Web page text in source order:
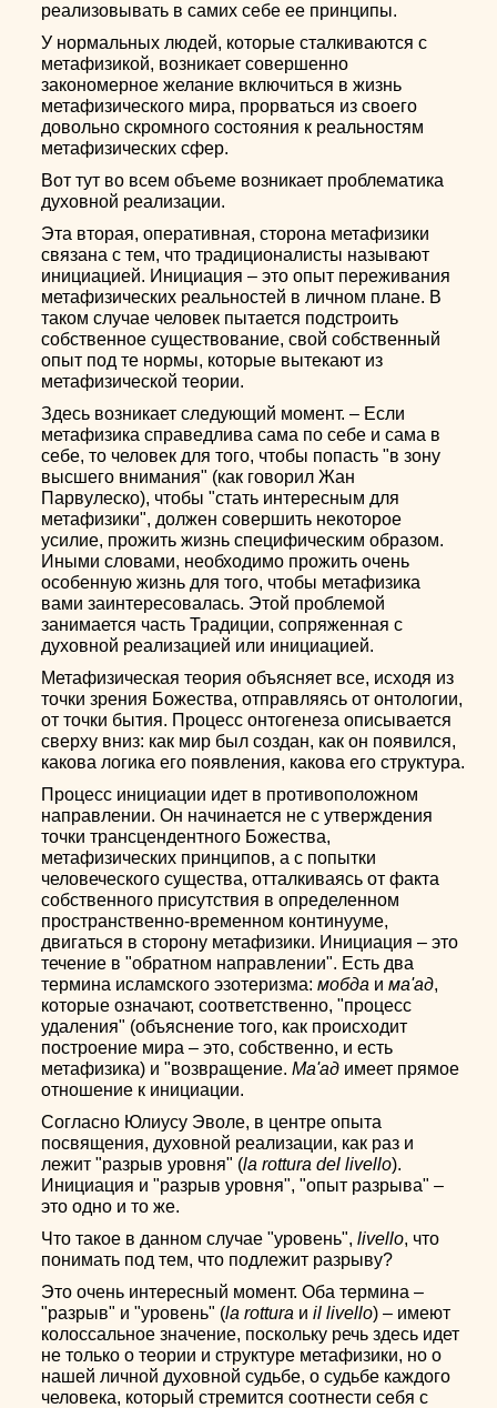
реализовывать в самих себе ее принципы.
У нормальных людей, которые сталкиваются с
метафизикой, возникает совершенно
закономерное желание включиться в жизнь
метафизического мира, прорваться из своего
довольно скромного состояния к реальностям
метафизических сфер.
Вот тут во всем объеме возникает проблематика
духовной реализации.
Эта вторая, оперативная, сторона метафизики
связана с тем, что традиционалисты называют
инициацией. Инициация – это опыт переживания
метафизических реальностей в личном плане. В
таком случае человек пытается подстроить
собственное существование, свой собственный
опыт под те нормы, которые вытекают из
метафизической теории.
Здесь возникает следующий момент. – Если
метафизика справедлива сама по себе и сама в
себе, то человек для того, чтобы попасть "в зону
высшего внимания" (как говорил Жан
Парвулеско), чтобы "стать интересным для
метафизики", должен совершить некоторое
усилие, прожить жизнь специфическим образом.
Иными словами, необходимо прожить очень
особенную жизнь для того, чтобы метафизика
вами заинтересовалась. Этой проблемой
занимается часть Традиции, сопряженная с
духовной реализацией или инициацией.
Метафизическая теория объясняет все, исходя из
точки зрения Божества, отправляясь от онтологии,
от точки бытия. Процесс онтогенеза описывается
сверху вниз: как мир был создан, как он появился,
какова логика его появления, какова его структура.
Процесс инициации идет в противоположном
направлении. Он начинается не с утверждения
точки трансцендентного Божества,
метафизических принципов, а с попытки
человеческого существа, отталкиваясь от факта
собственного присутствия в определенном
пространственно-временном континууме,
двигаться в сторону метафизики. Инициация – это
течение в "обратном направлении". Есть два
термина исламского эзотеризма:мобда има'ад,
которые означают, соответственно, "процесс
удаления" (объяснение того, как происходит
построение мира – это, собственно, и есть
метафизика) и "возвращение.Ма'ад имеет прямое
отношение к инициации.
Согласно Юлиусу Эволе, в центре опыта
посвящения, духовной реализации, как раз и
лежит "разрыв уровня" (la rottura del livello).
Инициация и "разрыв уровня", "опыт разрыва" –
это одно и то же.
Что такое в данном случае "уровень",livello, что
понимать под тем, что подлежит разрыву?
Это очень интересный момент. Оба термина –
"разрыв" и "уровень" (la rottura иil livello) – имеют
колоссальное значение, поскольку речь здесь идет
не только о теории и структуре метафизики, но о
нашей личной духовной судьбе, о судьбе каждого
человека, который стремится соотнести себя с